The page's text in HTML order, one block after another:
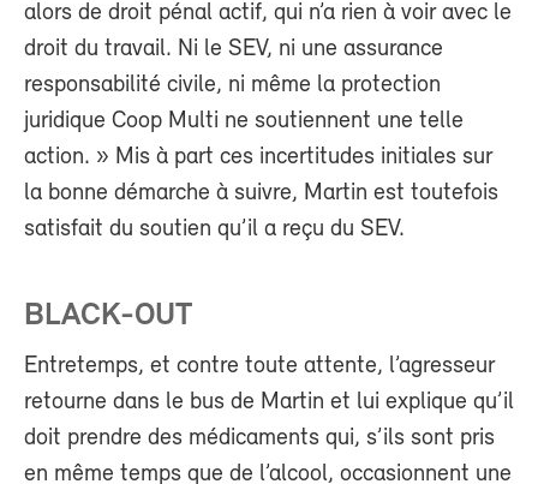
alors de droit pénal actif, qui n’a rien à voir avec le
droit du travail. Ni le SEV, ni une assurance
responsabilité civile, ni même la protection
juridique Coop Multi ne soutiennent une telle
action. » Mis à part ces incertitudes initiales sur
la bonne démarche à suivre, Martin est toutefois
satisfait du soutien qu’il a reçu du SEV.
BLACK-OUT
Entretemps, et contre toute attente, l’agresseur
retourne dans le bus de Martin et lui explique qu’il
doit prendre des médicaments qui, s’ils sont pris
en même temps que de l’alcool, occasionnent une